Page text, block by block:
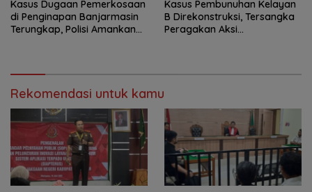
Kasus Dugaan Pemerkosaan
di Penginapan Banjarmasin
Terungkap, Polisi Amankan
Kasus Pembunuhan Kelayan
B Direkonstruksi, Tersangka
Peragakan Aksi
Rekomendasi untuk kamu